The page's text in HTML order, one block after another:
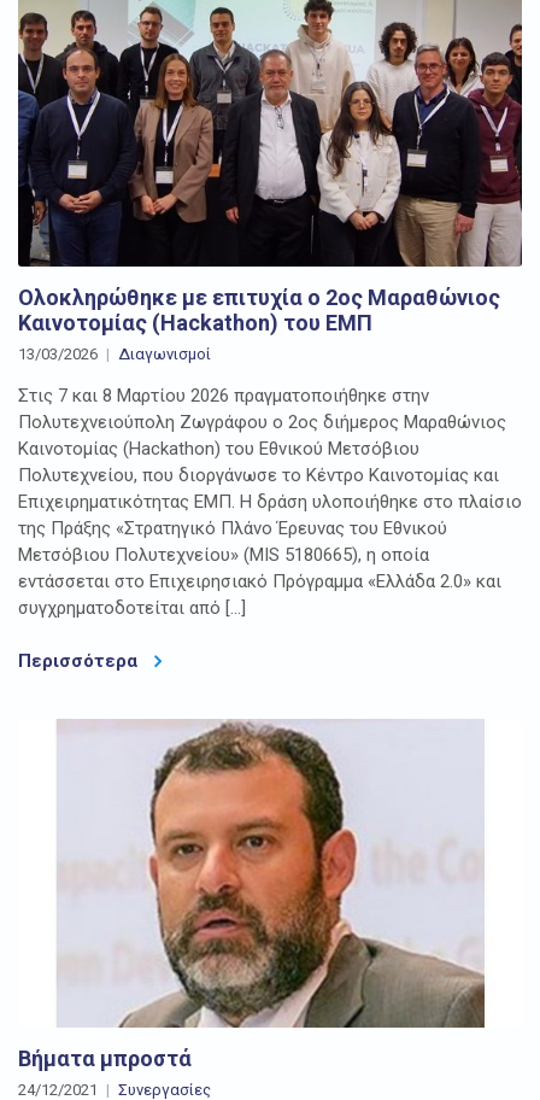
Ολοκληρώθηκε με επιτυχία ο 2ος Μαραθώνιος
Καινοτομίας (Hackathon) του ΕΜΠ
13/03/2026 Διαγωνισμοί
Στις 7 και 8 Μαρτίου 2026 πραγματοποιήθηκε στην
Πολυτεχνειούπολη Ζωγράφου ο 2ος διήμερος Μαραθώνιος
Καινοτομίας (Hackathon) του Εθνικού Μετσόβιου
Πολυτεχνείου, που διοργάνωσε το Κέντρο Καινοτομίας και
Επιχειρηματικότητας ΕΜΠ. Η δράση υλοποιήθηκε στο πλαίσιο
της Πράξης «Στρατηγικό Πλάνο Έρευνας του Εθνικού
Μετσόβιου Πολυτεχνείου» (MIS 5180665), η οποία
εντάσσεται στο Επιχειρησιακό Πρόγραμμα «Ελλάδα 2.0» και
συγχρηματοδοτείται από […]
Περισσότερα
Βήματα μπροστά
24/12/2021 Συνεργασίες